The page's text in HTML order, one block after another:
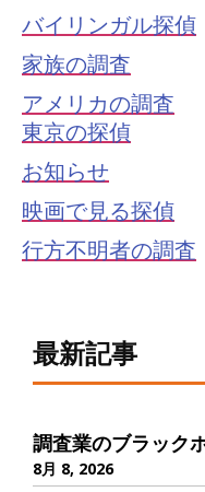
バイリンガル探偵
家族の調査
アメリカの調査
東京の探偵
お知らせ
映画で見る探偵
行方不明者の調査
最新記事
調査業のブラック
8月 8, 2026